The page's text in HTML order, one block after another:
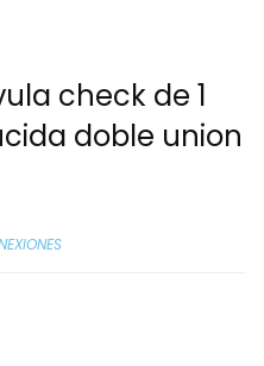
check de 1
doble union